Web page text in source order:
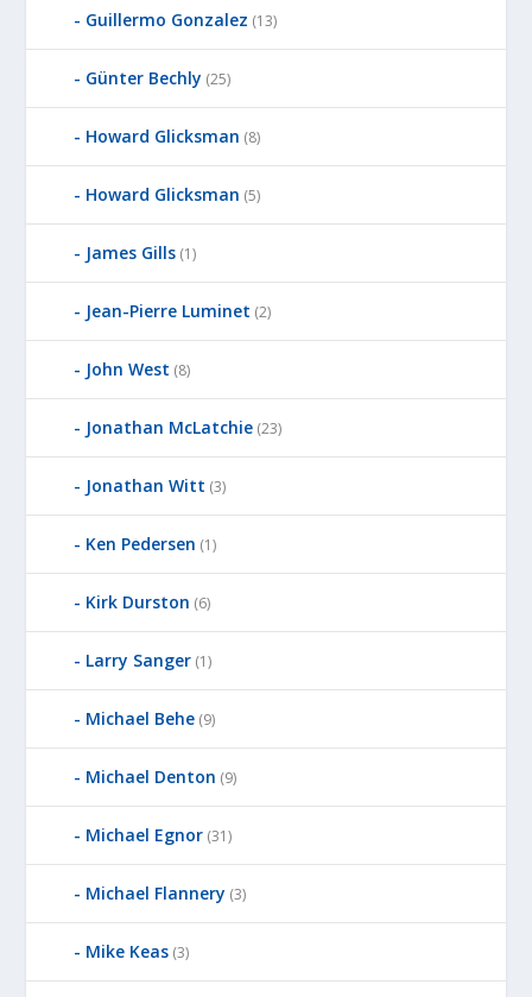
Guillermo Gonzalez (13)
Günter Bechly (25)
Howard Glicksman (8)
Howard Glicksman (5)
James Gills (1)
Jean-Pierre Luminet (2)
John West (8)
Jonathan McLatchie (23)
Jonathan Witt (3)
Ken Pedersen (1)
Kirk Durston (6)
Larry Sanger (1)
Michael Behe (9)
Michael Denton (9)
Michael Egnor (31)
Michael Flannery (3)
Mike Keas (3)